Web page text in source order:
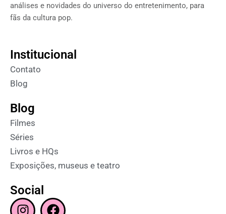
análises e novidades do universo do entretenimento, para
fãs da cultura pop.
Institucional
Contato
Blog
Blog
Filmes
Séries
Livros e HQs
Exposições, museus e teatro
Social
I F